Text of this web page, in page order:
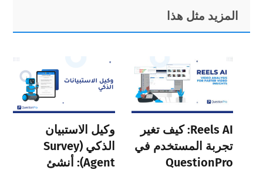
Primary
Sidebar
Footer
المزيد مثل هذا
Reels AI: كيف تغير
تجربة المستخدم في
QuestionPro
وكيل الاستبيان
الذكي (Survey
Agent): أنشئ